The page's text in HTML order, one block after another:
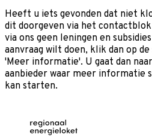
Heeft u iets gevonden dat niet
dit doorgeven via het
via ons geen leningen en
aanvraag wilt doen, klik dan op
'Meer informatie'. U gaat dan
aanbieder waar meer informatie
kan starten.